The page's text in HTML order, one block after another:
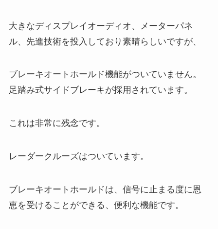
大きなディスプレイオーディオ、メーターパネ
ル、先進技術を投入しており素晴らしいですが、
ブレーキオートホールド機能がついていません。
足踏み式サイドブレーキが採用されています。
これは非常に残念です。
レーダークルーズはついています。
ブレーキオートホールドは、信号に止まる度に恩
恵を受けることができる、便利な機能です。